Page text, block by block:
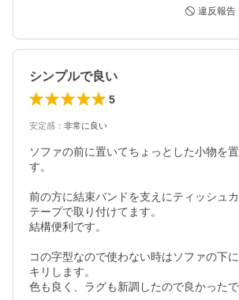
違反報告
シンプルで良い
5
安定感 ： 非常に良い
ソファの前に置いてちょっとした小物を
す。
前の方に結束バンドを支えにティッシュ
テープで取り付けてます。
結構便利です。
コの字型なので使わない時はソファの下
キリします。
色も良く、ラグも新調したので良かった